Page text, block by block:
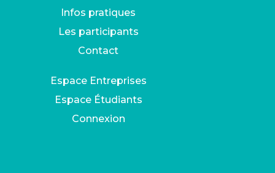
Infos pratiques
Les participants
Contact
Espace Entreprises
Espace Étudiants
Connexion